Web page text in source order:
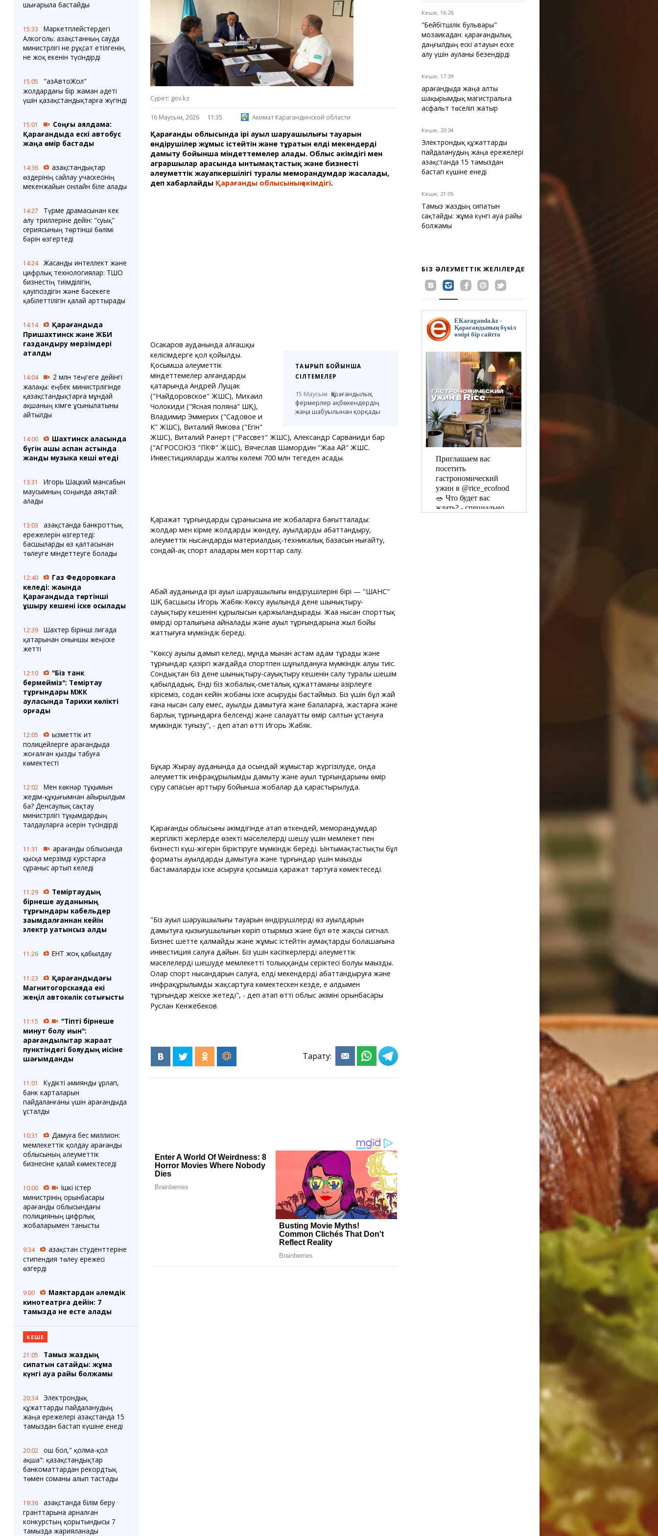
Аптаның коллажы
Ешкин жұлдыз
жорамалы
Қарағанды Картасы
Ұйымдар
Менің учаскелік
Жолдарды жабу
Жезқазған
Медиа
Фото
Бейне
Timelapse
Қызметтер
Аудармашы
Анықтамалық
Автобус аялдамалары
Төтенше жағдайлар
Компаниялар каталогы
Шиналарды сатып
алыңыз, оңай!
шығарыла бастайды
15:33
Маркетплейстердегі
Алкоголь: Қазақстанның сауда
министрлігі не рұқсат етілгенін,
не жоқ екенін түсіндірді
15:05
"ҚазАвтоЖол"
жолдардағы бір жаман әдеті
үшін қазақстандықтарға жүгінді
15:01
Соңғы аялдама:
Қарағандыда ескі автобус
жаңа өмір бастады
14:36
Қазақстандықтар
өздерінің сайлау учаскесінің
мекенжайын онлайн біле алады
14:27
Түрме драмасынан кек
алу триллеріне дейін: "суық"
сериясының төртінші бөлімі
бәрін өзгертеді
14:24
Жасанды интеллект және
цифрлық технологиялар: ТШО
бизнестің тиімділігін,
қауіпсіздігін және бәсекеге
қабілеттілігін қалай арттырады
14:14
Қарағандыда
Пришахтинск және ЖБИ
газдандыру мерзімдері
аталды
14:04
2 млн теңгеге дейінгі
жалақы: еңбек министрлігінде
қазақстандықтарға мұндай
ақшаның кімге ұсынылатыны
айтылды
14:00
Шахтинск қаласында
бүгін ашық аспан астында
жанды музыка кеші өтеді
13:31
Игорь Шацкий мансабын
маусымның соңында аяқтай
алады
13:03
Қазақстанда банкроттық
ережелерін өзгертеді:
басшыларды өз қалтасынан
төлеуге міндеттеуге болады
12:40
Газ Федоровкаға
келеді: жақында
Қарағандыда төртінші
ұшыру кешені іске қосылады
12:39
Шахтер бірінші лигада
қатарынан оныншы жеңіске
жетті
12:10
"Біз танк
бермейміз": Теміртау
тұрғындары МЖК
ауласында Тарихи көлікті
қорғады
12:05
Қызметтік ит
полицейлерге Қарағандыда
жоғалған қызды табуға
көмектесті
12:02
Мен көкнәр тұқымын
жедім-құқығымнан айырылдым
ба? Денсаулық сақтау
министрлігі тұқымдардың
талдауларға әсерін түсіндірді
11:31
Қарағанды облысында
қысқа мерзімді курстарға
сұраныс артып келеді
11:29
Теміртаудың
бірнеше ауданының
тұрғындары кабельдер
зақымдалғаннан кейін
электр қуатынсыз қалды
11:26 ЕНТ жоқ қабылдау
11:23
Қарағандыдағы
Магнитогорскаяда екі
жеңіл автокөлік соқтығысты
11:15
"Тіпті бірнеше
минут болу қиын":
қарағандылықтар жарақат
пунктіндегі бояудың иісіне
шағымданды
11:01
Күдікті әмиянды ұрлап,
банк карталарын
пайдаланғаны үшін Қарағандыда
ұсталды
10:31
Дамуға бес миллион:
мемлекеттік қолдау Қарағанды
облысының әлеуметтік
бизнесіне қалай көмектеседі
10:00
Ішкі істер
министрінің орынбасары
Қарағанды облысындағы
полицияның цифрлық
жобаларымен танысты
9:34
Қазақстан студенттеріне
стипендия төлеу ережесі
өзгерді
9:00
Маяктардан әлемдік
кинотеатрға дейін: 7
тамызда не есте қалады
КЕШЕ
21:05
Тамыз жаздың
сипатын сақтайды: жұма
күнгі ауа райы болжамы
20:34
Электрондық
құжаттарды пайдаланудың
жаңа ережелері Қазақстанда 15
тамыздан бастап күшіне енеді
20:02
Қош бол," қолма-қол
ақша": қазақстандықтар
банкоматтардан рекордтық
төмен соманы алып тастады
19:36
Қазақстанда білім беру
гранттарына арналған
конкурстың қорытындысы 7
тамызда жарияланады
Сурет: gov.kz
16 Маусым, 2026 11:35 Акимат Карагандинской области
Қарағанды облысында ірі ауыл шаруашылығы тауарын
өндірушілер жұмыс істейтін және тұратын елді мекендерді
дамыту бойынша міндеттемелер алады. Облыс әкімдігі мен
аграршылар арасында ынтымақтастық және бизнестің
әлеуметтік жауапкершілігі туралы меморандумдар жасалады,
деп хабарлайды Қарағанды облысының әкімдігі.
ТАҚЫРЫП БОЙЫНША
СІЛТЕМЕЛЕР
15 Маусым Қарағандылық
фермерлер ақбөкендердің
жаңа шабуылынан қорқады
Осакаров ауданында алғашқы
келісімдерге қол қойылды.
Қосымша әлеуметтік
міндеттемелер алғандардың
қатарында Андрей Лущак
("Найдоровское" ЖШС), Михаил
Чолокиди ("Ясная поляна" ШҚ),
Владимир Эммерих ("Садовое и
К" ЖШС), Виталий Ямкова ("Егін"
ЖШС), Виталий Ранерт ("Рассвет" ЖШС), Александр Сарваниди бар
("АГРОСОЮЗ "ПКФ" ЖШС), Вячеслав Шамордин "Жаңа Ай" ЖШС.
Инвестициялардың жалпы көлемі 700 млн теңгеден асады.
Қаражат тұрғындардың сұранысына ие жобаларға бағытталады:
жолдар мен кірме жолдарды жөндеу, ауылдарды абаттандыру,
әлеуметтік нысандардың материалдық-техникалық базасын нығайту,
сондай-ақ спорт алаңдары мен корттар салу.
Абай ауданында ірі ауыл шаруашылығы өндірушілерінің бірі — "ШАНС"
ШҚ басшысы Игорь Жабяк-Көксу ауылында дене шынықтыру-
сауықтыру кешенінің құрылысын қаржыландырады. Жаңа нысан спорттық
өмірдің орталығына айналады және ауыл тұрғындарына жыл бойы
жаттығуға мүмкіндік береді.
"Көксу ауылы дамып келеді, мұнда мыңнан астам адам тұрады және
тұрғындар қазіргі жағдайда спортпен шұғылдануға мүмкіндік алуы тиіс.
Сондықтан біз дене шынықтыру-сауықтыру кешенін салу туралы шешім
қабылдадық. Енді біз жобалық-сметалық құжаттаманы әзірлеуге
кірісеміз, содан кейін жобаны іске асыруды бастаймыз. Біз үшін бұл жай
ғана нысан салу емес, ауылды дамытуға және балаларға, жастарға және
барлық тұрғындарға белсенді және салауатты өмір салтын ұстануға
мүмкіндік туғызу", - деп атап өтті Игорь Жабяк.
Бұқар Жырау ауданында да осындай жұмыстар жүргізілуде, онда
әлеуметтік инфрақұрылымды дамыту және ауыл тұрғындарының өмір
сүру сапасын арттыру бойынша жобалар да қарастырылуда.
Қарағанды облысының әкімдігінде атап өткендей, меморандумдар
жергілікті жерлерде өзекті мәселелерді шешу үшін мемлекет пен
бизнестің күш-жігерін біріктіруге мүмкіндік береді. Ынтымақтастықтың бұл
форматы ауылдарды дамытуға және тұрғындар үшін маңызды
бастамаларды іске асыруға қосымша қаражат тартуға көмектеседі.
"Біз ауыл шаруашылығы тауарын өндірушілердің өз ауылдарын
дамытуға қызығушылығын көріп отырмыз және бұл өте жақсы сигнал.
Бизнес шетте қалмайды және жұмыс істейтін аумақтардың болашағына
инвестиция салуға дайын. Біз үшін кәсіпкерлердің әлеуметтік
мәселелерді шешуде мемлекеттің толыққанды серіктесі болуы маңызды.
Олар спорт нысандарын салуға, елді мекендерді абаттандыруға және
инфрақұрылымды жақсартуға көмектескен кезде, ең алдымен
тұрғындар жеңіске жетеді", - деп атап өтті облыс әкімінің орынбасары
Руслан Кенжебеков.
Тарату:
Кеше, 16:26
"Бейбітшілік бульвары"
мозаикадан: қарағандылық
даңғылдың ескі атауын еске
алу үшін ауланы безендірді
Кеше, 17:39
Қарағандыда жаңа алты
шақырымдық магистральға
асфальт төселіп жатыр
Кеше, 20:34
Электрондық құжаттарды
пайдаланудың жаңа ережелері
Қазақстанда 15 тамыздан
бастап күшіне енеді
Кеше, 21:05
Тамыз жаздың сипатын
сақтайды: жұма күнгі ауа райы
болжамы
БІЗ ӘЛЕУМЕТТІК ЖЕЛІЛЕРДЕ
EKaraganda.kz -
Қарағандының бүкіл
өмірі бір сайтта